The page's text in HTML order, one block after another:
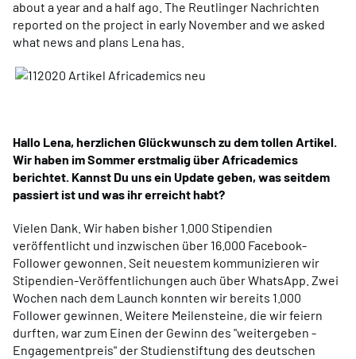
about a year and a half ago. The Reutlinger Nachrichten
reported on the project in early November and we asked
what news and plans Lena has.
Hallo Lena, herzlichen Glückwunsch zu dem tollen Artikel.
Wir haben im Sommer erstmalig über Africademics
berichtet. Kannst Du uns ein Update geben, was seitdem
passiert ist und was ihr erreicht habt?
Vielen Dank. Wir haben bisher 1.000 Stipendien
veröffentlicht und inzwischen über 16.000 Facebook-
Follower gewonnen. Seit neuestem kommunizieren wir
Stipendien-Veröffentlichungen auch über WhatsApp. Zwei
Wochen nach dem Launch konnten wir bereits 1.000
Follower gewinnen. Weitere Meilensteine, die wir feiern
durften, war zum Einen der Gewinn des "weitergeben -
Engagementpreis" der Studienstiftung des deutschen